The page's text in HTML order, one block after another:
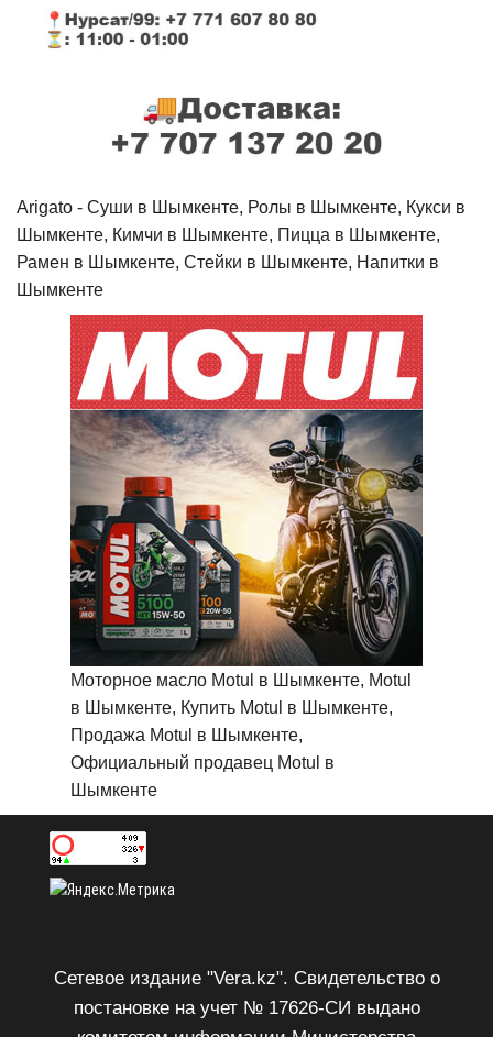
Arigato - Cуши в Шымкенте, Ролы в Шымкенте, Кукси в
Шымкенте, Кимчи в Шымкенте, Пицца в Шымкенте,
Рамен в Шымкенте, Стейки в Шымкенте, Напитки в
Шымкенте
Моторное масло Motul в Шымкенте, Motul
в Шымкенте, Купить Motul в Шымкенте,
Продажа Motul в Шымкенте,
Официальный продавец Motul в
Шымкенте
Сетевое издание "Vera.kz". Свидетельство о
постановке на учет № 17626-СИ выдано